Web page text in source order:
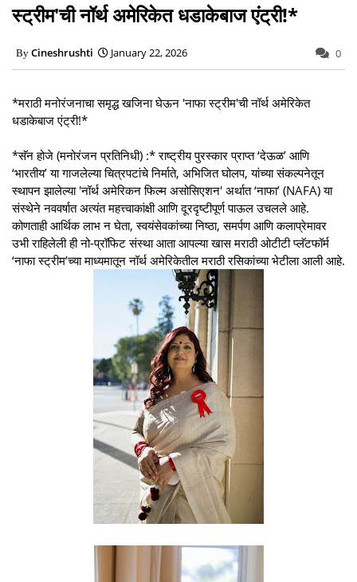
स्ट्रीम'ची नॉर्थ अमेरिकेत धडाकेबाज एंट्री!*
Cineshrushti January 22, 2026 0
*मराठी मनोरंजनाचा समृद्ध खजिना घेऊन 'नाफा स्ट्रीम'ची नॉर्थ अमेरिकेत
धडाकेबाज एंट्री!*
*सॅन होजे (मनोरंजन प्रतिनिधी) :* राष्ट्रीय पुरस्कार प्राप्त ‘देऊळ’ आणि
‘भारतीय’ या गाजलेल्या चित्रपटांचे निर्माते, अभिजित घोलप, यांच्या संकल्पनेतून
स्थापन झालेल्या 'नॉर्थ अमेरिकन फिल्म असोसिएशन' अर्थात ‘नाफा’ (NAFA) या
संस्थेने नववर्षात अत्यंत महत्त्वाकांक्षी आणि दूरदृष्टीपूर्ण पाऊल उचलले आहे.
कोणताही आर्थिक लाभ न घेता, स्वयंसेवकांच्या निष्ठा, समर्पण आणि कलाप्रेमावर
उभी राहिलेली ही नो-प्रॉफिट संस्था आता आपल्या खास मराठी ओटीटी प्लॅटफॉर्म
‘नाफा स्ट्रीम’च्या माध्यमातून नॉर्थ अमेरिकेतील मराठी रसिकांच्या भेटीला आली आहे.